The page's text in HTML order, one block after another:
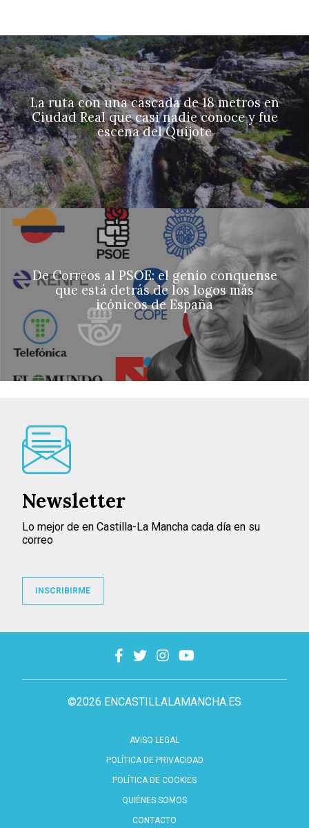
La ruta con una cascada de 18 metros en
Ciudad Real que casi nadie conoce y fue
escena del Quijote
De Correos al PSOE: el genio conquense
que está detrás de los logos más
icónicos de España
©2026 ENCASTILLALAMANCHA.ES
AVISO LEGAL
POLÍTICA DE PRIVACIDAD
POLÍTICA DE COOKIES
QUIÉNES SOMOS
CONTACTO
Newsletter
Lo mejor de en Castilla-La Mancha cada día en su
correo
INSCRIBIRME